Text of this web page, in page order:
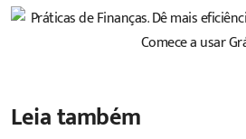
Leia também